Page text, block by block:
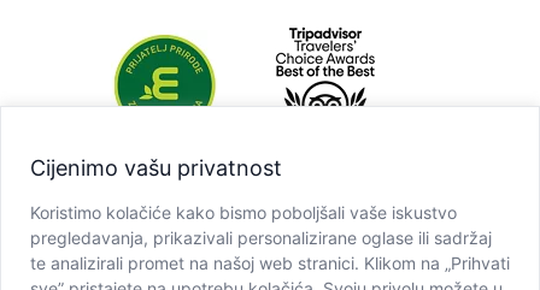
Cijenimo vašu privatnost
Koristimo kolačiće kako bismo poboljšali vaše iskustvo
pregledavanja, prikazivali personalizirane oglase ili sadržaj
te analizirali promet na našoj web stranici. Klikom na „Prihvati